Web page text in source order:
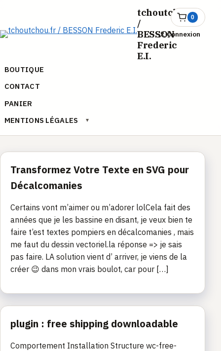
contenu
tchoutchou.fr
/
BESSON
Frederic
E.I.
BOUTIQUE
CONTACT
PANIER
MENTIONS LÉGALES
▾
0
Ouvrir
le
panier
Connexion
Transformez Votre Texte en SVG pour
Décalcomanies
Certains vont m’aimer ou m’adorer lolCela fait des
années que je les bassine en disant, je veux bien te
faire t’est textes pompiers en décalcomanies , mais
me faut du dessin vectoriel.la réponse => je sais
pas faire. LA solution vient d’ arriver, je viens de la
créer 😉 dans mon vrais boulot, car pour […]
plugin : free shipping downloadable
Comportement Installation Structure wc-free-